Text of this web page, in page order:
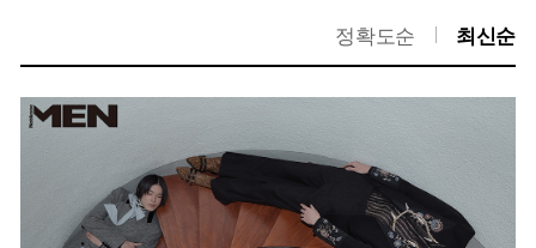
정확도순 최신순